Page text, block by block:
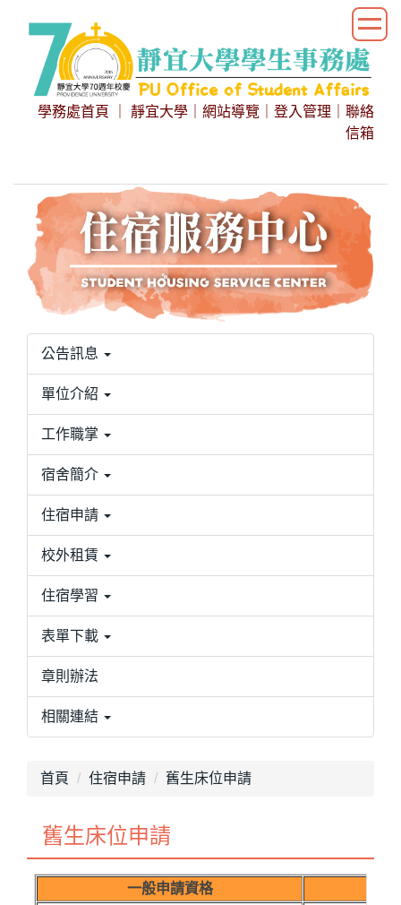
學務處首頁 靜宜大學 網站導覽 登入管理
聯絡
信箱
公告訊息
單位介紹
工作職掌
宿舍簡介
住宿申請
校外租賃
住宿學習
表單下載
章則辦法
相關連結
首頁 住宿申請 舊生床位申請
舊生床位申請
一般申請資格